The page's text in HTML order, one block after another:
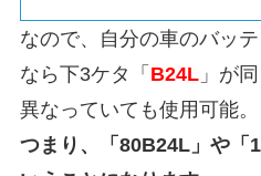
なので、自分の車のバッ
なら下3ケタ「 B24L」が
異なっていても使用可能。
つまり、「80B24L」や「